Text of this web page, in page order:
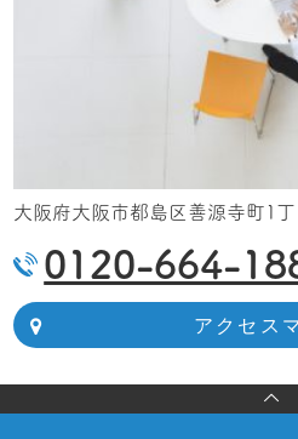
大阪府大阪市都島区善源寺町1
0120-664-
アクセス